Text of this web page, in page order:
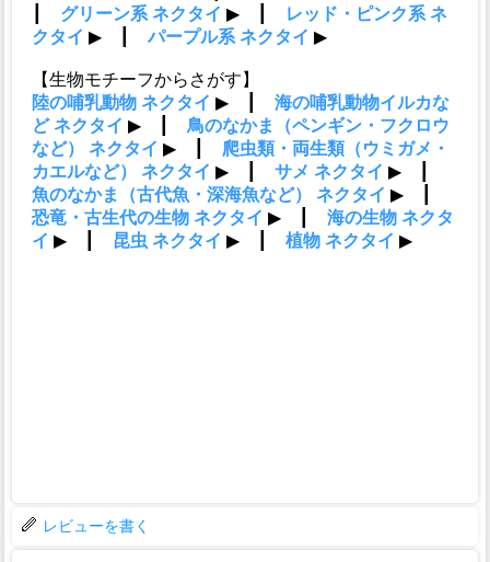
レビューを書く